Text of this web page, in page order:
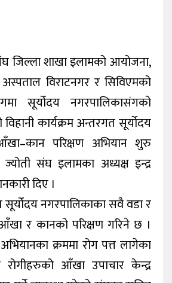
जिल्ला शाखा इलामको आयोजना,
विराटनगर र सिविएमको
सूर्योदय नगरपालिकासंगको
कार्यक्रम अन्तरगत सूर्योदय
परिक्षण अभियान शुरु
संघ इलामका अध्यक्ष इन्द्र
दिए ।
नगरपालिकाका सवै वडा र
र कानको परिक्षण गरिने छ ।
क्रममा रोग पत्त लागेका
आँखा उपाचार केन्द्र